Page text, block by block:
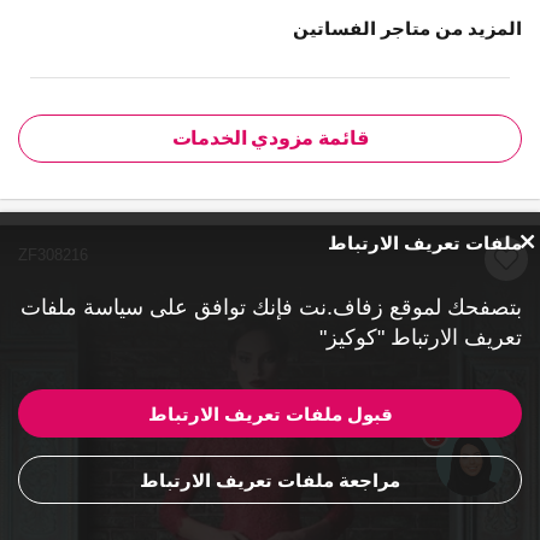
المزيد من متاجر الفساتين
قائمة مزودي الخدمات
ملفات تعريف الارتباط
بتصفحك لموقع زفاف.نت فإنك توافق على سياسة ملفات
تعريف الارتباط "كوكيز"
قبول ملفات تعريف الارتباط
مراجعة ملفات تعريف الارتباط
1